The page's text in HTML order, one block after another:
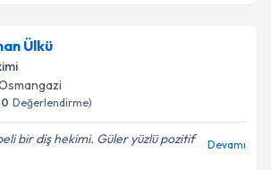
Ülkü
Değerlendirme)
bir diş hekimi. Güler yüzlü pozitif
Devamı